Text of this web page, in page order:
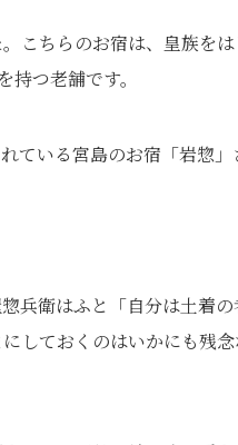
こちらのお宿は、皇族を
つ老舗です。
いる宮島のお宿「岩惣」
兵衛はふと「自分は土着
しておくのはいかにも残念